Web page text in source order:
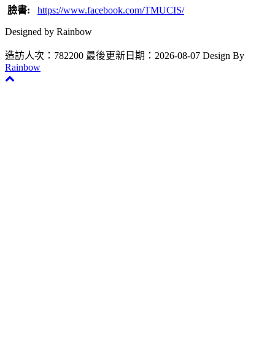
臉書: https://www.facebook.com/TMUCIS/
Designed by Rainbow
造訪人次：782200 最後更新日期：2026-08-07 Design By
Rainbow